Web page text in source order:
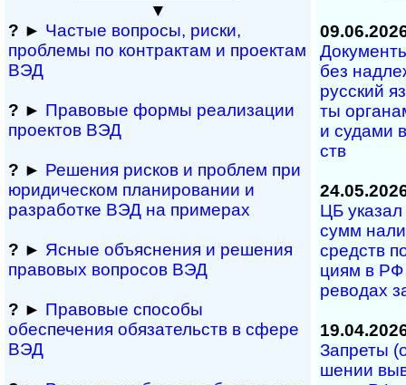
▼
? ► Частые вопросы, рис­ки,
проблемы по конт­рактам и проектам
ВЭД
? ► Правовые формы реализации
проектов ВЭД
? ► Решения рисков и про­блем при
юридичес­ком планирова­нии и
разра­ботке ВЭД на примерах
? ► Ясные объяснения и решения
правовых вопросов ВЭД
? ► Правовые способы
обеспечения обяза­тельств в сфере
ВЭД
без
рус­ский
ты
и су­да­ми
ств
ЦБ
сумм
средств
ци­ям в
ре­во­дах
Запреты
ше­нии